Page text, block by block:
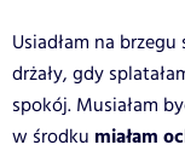
Usiadłam na
drżały, gdy
spokój. Musiałam
w środku miałam